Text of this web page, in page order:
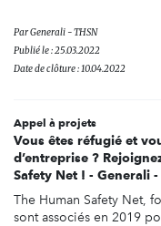
ParGenerali - THSN
Publié le : 25.03.2022
Date de clôture : 10.04.2022
Appel à projets
Vous êtes réfugié et
d’entreprise ?
Safety Net ! - Generali
The Human Safety Net,
sont associés en 2019